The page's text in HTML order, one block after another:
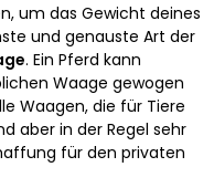
um das Gewicht deines
und genauste Art der
. Ein Pferd kann
Waage gewogen
Waagen, die für Tiere
aber in der Regel sehr
für den privaten